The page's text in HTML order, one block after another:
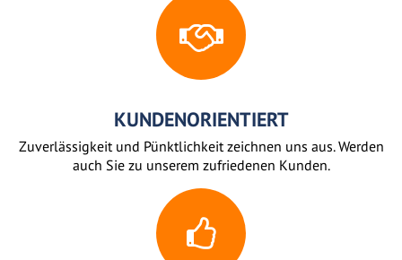
KUNDENORIENTIERT
Zuverlässigkeit und Pünktlichkeit zeichnen uns aus. Werden
auch Sie zu unserem zufriedenen Kunden.